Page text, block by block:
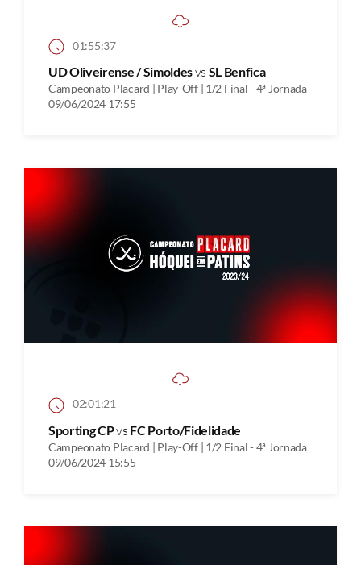
01:55:37
UD Oliveirense / Simoldesvs SL Benfica
Campeonato Placard | Play-Off | 1/2 Final - 4ª Jornada
09/06/2024 17:55
02:01:21
Sporting CPvs FC Porto/Fidelidade
Campeonato Placard | Play-Off | 1/2 Final - 4ª Jornada
09/06/2024 15:55